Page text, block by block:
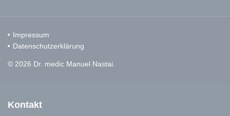
Impressum
Datenschutzerklärung
© 2026 Dr. medic Manuel Nastai.
Kontakt